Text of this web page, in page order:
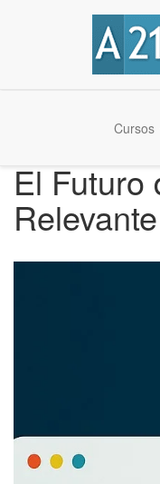
Cursos
El Futuro
Relevante